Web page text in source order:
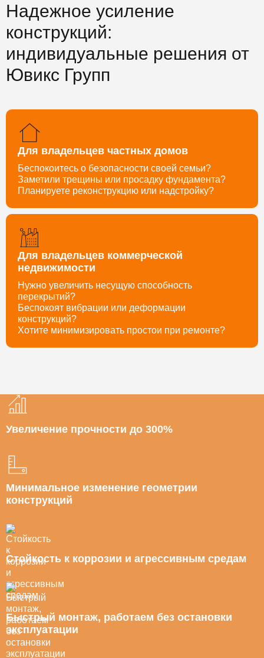
Надежное усиление
конструкций:
индивидуальные решения от
Ювикс Групп
Для владельцев частных домов
Беспокоитесь о безопасности своей семьи?
Заметили трещины или просадку фундамента?
Планируете реконструкцию или надстройку?
Для владельцев коммерческой
недвижимости
Нужно увеличить несущую способность
перекрытий?
Беспокоят вибрации или деформации
конструкций?
Хотите минимизировать простои при ремонте?
Увеличение прочности до 300%
Минимальное изменение геометрии
конструкций
Стойкость к коррозии и агрессивным средам
Быстрый монтаж, работаем без остановки
эксплуатации